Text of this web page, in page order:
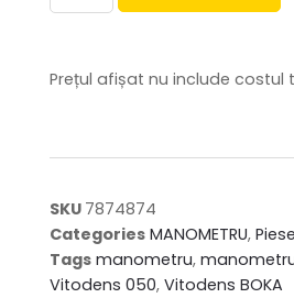
Prețul afișat nu include costul
SKU 7874874
Categories MANOMETRU,
Tags manometru,
Vitodens 050, Vitodens BOKA